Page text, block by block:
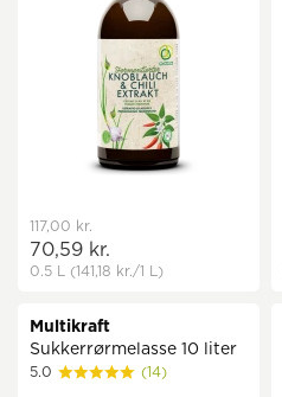
117,00 kr.
70,59 kr.
0.5 L (141,18 kr./1 L)
Multikraft
Sukkerrørmelasse 10 liter
5.0 (14)